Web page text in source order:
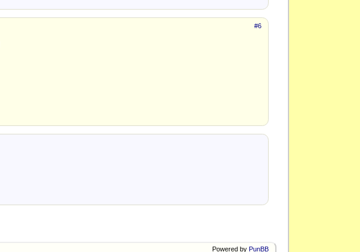
#6
Powered by PunBB